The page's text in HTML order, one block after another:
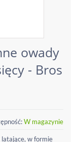
owady
- Bros
W magazynie
w formie